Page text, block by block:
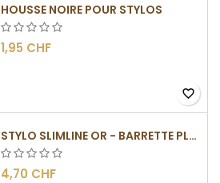
HOUSSE NOIRE POUR STYLOS
1,95 CHF
favorite_border
STYLO SLIMLINE OR - BARRETTE PLATE
4,70 CHF